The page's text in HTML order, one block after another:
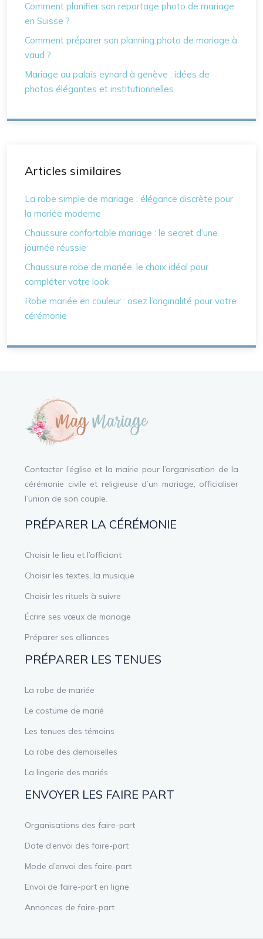
Comment planifier son reportage photo de mariage
en Suisse ?
Comment préparer son planning photo de mariage à
vaud ?
Mariage au palais eynard à genève : idées de
photos élégantes et institutionnelles
Articles similaires
La robe simple de mariage : élégance discrète pour
la mariée moderne
Chaussure confortable mariage : le secret d’une
journée réussie
Chaussure robe de mariée, le choix idéal pour
compléter votre look
Robe mariée en couleur : osez l’originalité pour votre
cérémonie
Contacter l’église et la mairie pour l’organisation de la
cérémonie civile et religieuse d’un mariage, officialiser
l’union de son couple.
PRÉPARER LA CÉRÉMONIE
Choisir le lieu et l’officiant
Choisir les textes, la musique
Choisir les rituels à suivre
Écrire ses vœux de mariage
Préparer ses alliances
PRÉPARER LES TENUES
La robe de mariée
Le costume de marié
Les tenues des témoins
La robe des demoiselles
La lingerie des mariés
ENVOYER LES FAIRE PART
Organisations des faire-part
Date d’envoi des faire-part
Mode d’envoi des faire-part
Envoi de faire-part en ligne
Annonces de faire-part